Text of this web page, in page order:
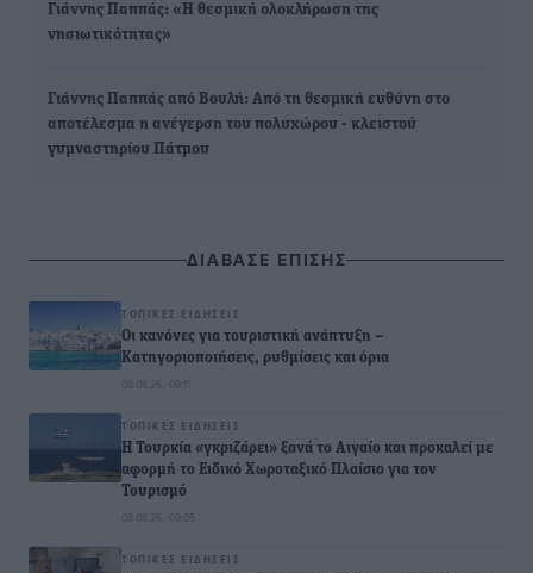
Γιάννης Παππάς: «Η θεσμική ολοκλήρωση της
νησιωτικότητας»
Γιάννης Παππάς από Βουλή: Από τη θεσμική ευθύνη στο
αποτέλεσμα η ανέγερση του πολυχώρου - κλειστού
γυμναστηρίου Πάτμου
ΔΙΑΒΑΣΕ ΕΠΙΣΗΣ
ΤΟΠΙΚΈΣ ΕΙΔΉΣΕΙΣ
Οι κανόνες για τουριστική ανάπτυξη –
Κατηγοριοποιήσεις, ρυθμίσεις και όρια
08.08.26 · 09:11
ΤΟΠΙΚΈΣ ΕΙΔΉΣΕΙΣ
Η Τουρκία «γκριζάρει» ξανά το Αιγαίο και προκαλεί με
αφορμή το Ειδικό Χωροταξικό Πλαίσιο για τον
Τουρισμό
08.08.26 · 09:05
ΤΟΠΙΚΈΣ ΕΙΔΉΣΕΙΣ